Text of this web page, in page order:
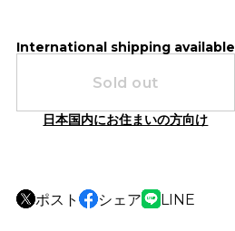
International shipping available
Sold out
日本国内にお住まいの方向け
ポスト シェア LINE